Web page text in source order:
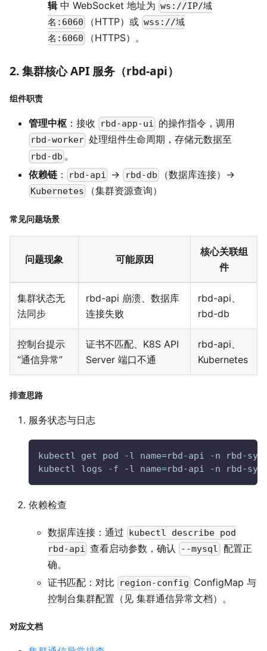
辑中 WebSocket 地址为 ws://IP/域
名:6060
（HTTP）或 wss://域
名:6060
（HTTPS）。
2. 集群核心 API 服务（rbd-api）
组件职责
管理中枢 ：接收 rbd-app-ui 的操作指令，调用
rbd-worker 处理组件生命周期，存储元数据至
rbd-db 。
依赖链 ： rbd-api → rbd-db （数据库连接）→
Kubernetes （集群资源查询）
常见问题场景
问题现象 可能原因
核心关联组
件
集群状态无
法同步
rbd-api 崩溃、数据库
连接失败
rbd-api、
rbd-db
控制台提示
“通信异常”
证书不匹配、K8S API
Server 端口不通
rbd-api、
Kubernetes
排查思路
服务状态与日志
kubectl get pod -l name=rbd-api -n rbd-
kubectl logs
-f -l name=rbd-api -n rbd-
依赖检查
数据库连接：通过 kubectl describe pod
rbd-api 查看启动参数，确认 --mysql 配置正
确。
证书匹配：对比
region-config ConfigMap 与
控制台集群配置（见 集群通信异常文档）。
对应文档